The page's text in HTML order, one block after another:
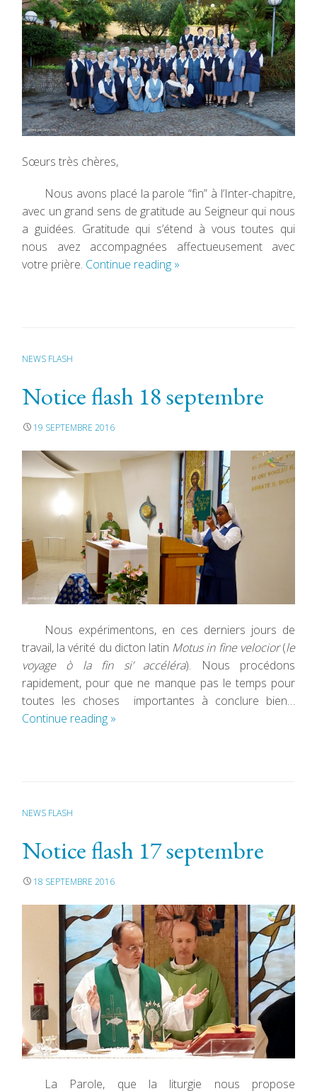
Sœurs très chères,
Nous avons placé la parole “fin” à l’Inter-chapitre,
avec un grand sens de gratitude au Seigneur qui nous
a guidées. Gratitude qui s’étend à vous toutes qui
nous avez accompagnées affectueusement avec
votre prière. Continue reading »
NEWS FLASH
Notice flash 18 septembre
19 SEPTEMBRE 2016
Nous expérimentons, en ces derniers jours de
travail, la vérité du dicton latin Motus in fine velocior(le
voyage ò la fin si’ accéléra). Nous procédons
rapidement, pour que ne manque pas le temps pour
toutes les choses importantes à conclure bien…
Continue reading »
NEWS FLASH
Notice flash 17 septembre
18 SEPTEMBRE 2016
La Parole, que la liturgie nous propose